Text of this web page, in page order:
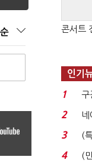
콘서트
인기
1
구
로
2
3
(
4
(